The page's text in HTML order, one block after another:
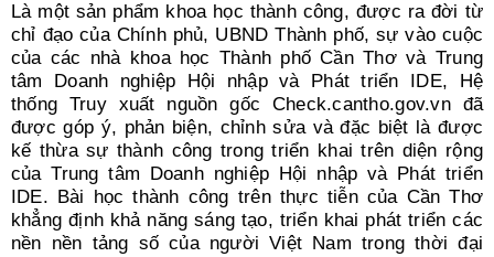
Là một sản phẩm khoa học thành công, được ra đời từ
chỉ đạo của Chính phủ, UBND Thành phố, sự vào cuộc
của các nhà khoa học Thành phố Cần Thơ và Trung
tâm Doanh nghiệp Hội nhập và Phát triển IDE, Hệ
thống Truy xuất nguồn gốc Check.cantho.gov.vn đã
được góp ý, phản biện, chỉnh sửa và đặc biệt là được
kế thừa sự thành công trong triển khai trên diện rộng
của Trung tâm Doanh nghiệp Hội nhập và Phát triển
IDE. Bài học thành công trên thực tiễn của Cần Thơ
khẳng định khả năng sáng tạo, triển khai phát triển các
nền nền tảng số của người Việt Nam trong thời đại